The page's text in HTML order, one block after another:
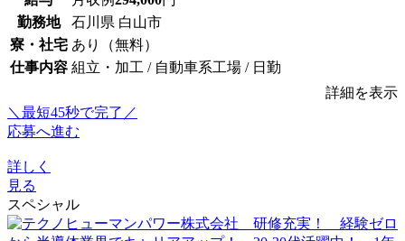
勤務地
石川県 白山市
寮・社宅 あり（無料）
仕事内容 組立・加工 / 自動車系工場 / 日勤
詳細を表示
＼最短45秒で完了／
応募へ進む
詳しく
見る
スペシャル